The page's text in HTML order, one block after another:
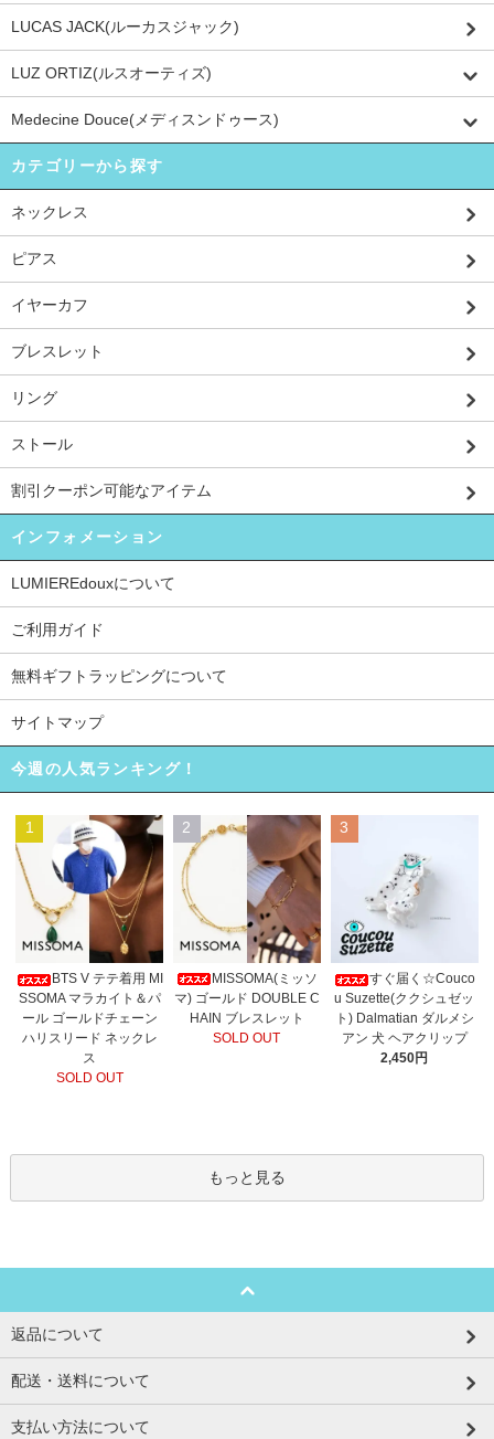
LUCAS JACK(ルーカスジャック)
LUZ ORTIZ(ルスオーティズ)
Medecine Douce(メディスンドゥース)
カテゴリーから探す
ネックレス
ピアス
イヤーカフ
ブレスレット
リング
ストール
割引クーポン可能なアイテム
インフォメーション
LUMIEREdouxについて
ご利用ガイド
無料ギフトラッピングについて
サイトマップ
今週の人気ランキング！
1
BTS V テテ着用 MI
SSOMA マラカイト＆パ
ール ゴールドチェーン
ハリスリード ネックレ
ス
SOLD OUT
2
MISSOMA(ミッソ
マ) ゴールド DOUBLE C
HAIN ブレスレット
SOLD OUT
3
すぐ届く☆Couco
u Suzette(ククシュゼッ
ト) Dalmatian ダルメシ
アン 犬 ヘアクリップ
2,450円
もっと見る
返品について
配送・送料について
支払い方法について